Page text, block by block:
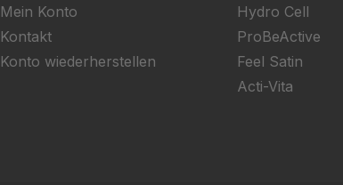
Mein Konto
Kontakt
Konto wiederherstellen
Hydro Cell
ProBeActive
Feel Satin
Acti-Vita